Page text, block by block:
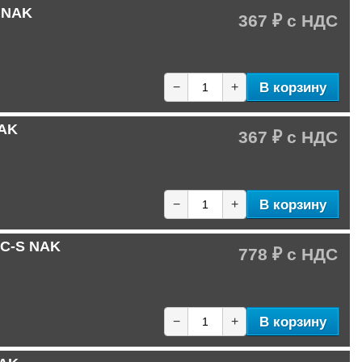
367 ₽
− + В корзину
367 ₽
− + В корзину
S NAK 778 ₽
− + В корзину